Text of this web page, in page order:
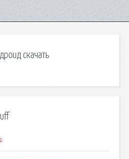
скачать